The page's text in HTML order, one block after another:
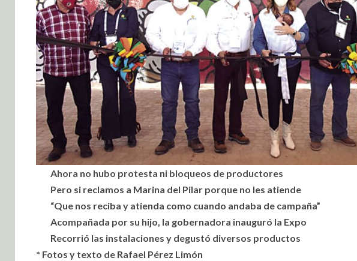
Ahora no hubo protesta ni bloqueos de productores
Pero si reclamos a Marina del Pilar porque no les atiende
“Que nos reciba y atienda como cuando andaba de campaña”
Acompañada por su hijo, la gobernadora inauguró la Expo
Recorrió las instalaciones y degustó diversos productos
* Fotos y texto de Rafael Pérez Limón